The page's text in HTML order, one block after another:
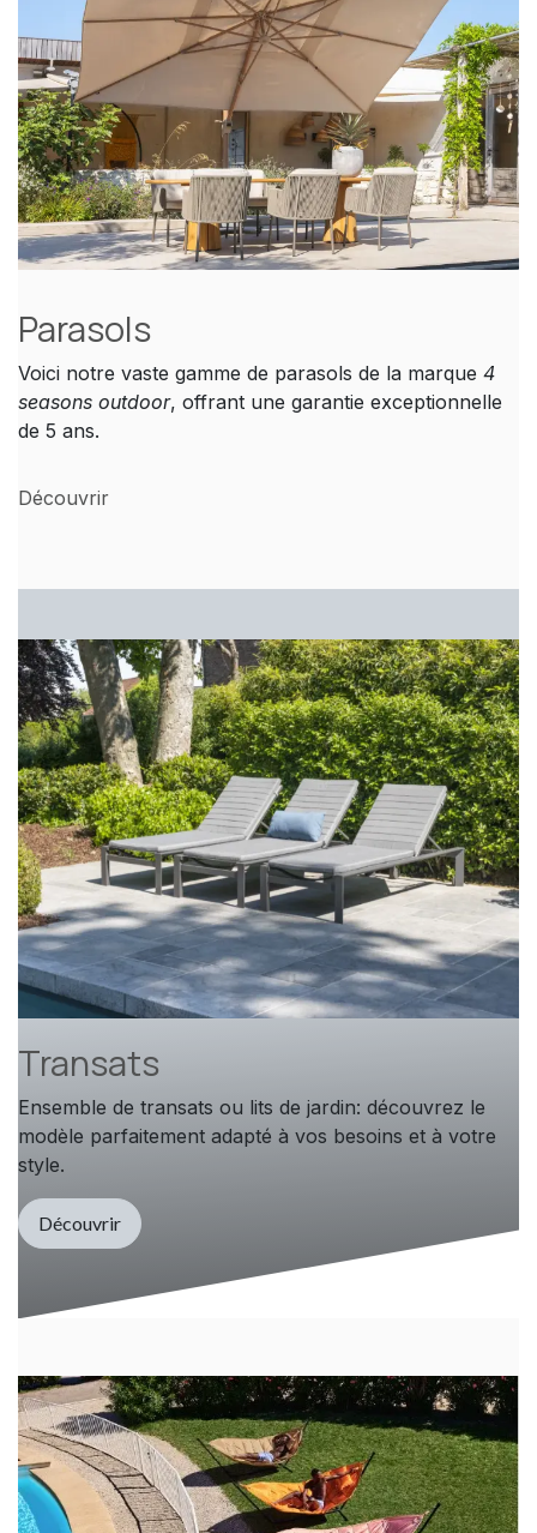
Parasols
Voici notre vaste gamme de parasols de la marque 4
seasons outdoor, offrant une garantie exceptionnelle
de 5 ans.
Découvrir
Transats
Ensemble de transats ou lits de jardin: découvrez le
modèle parfaitement adapté à vos besoins et à votre
style.
Découvrir